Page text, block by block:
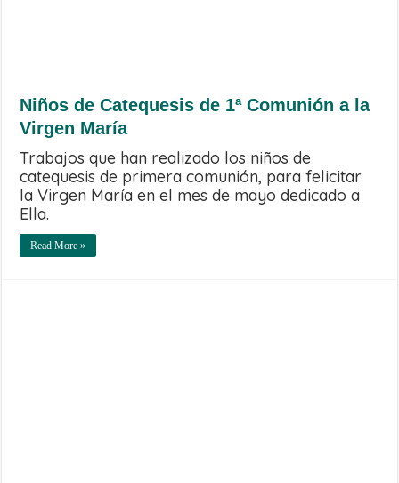
Niños de Catequesis de 1ª Comunión a la
Virgen María
Trabajos que han realizado los niños de
catequesis de primera comunión, para felicitar
la Virgen María en el mes de mayo dedicado a
Ella.
Read More »